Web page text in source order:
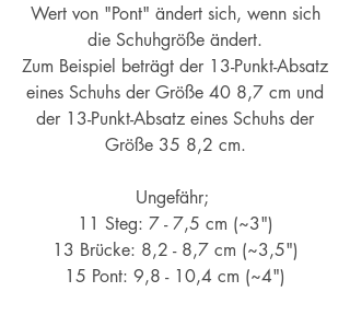
Wert von "Pont" ändert sich, wenn sich
die Schuhgröße ändert.
Zum Beispiel beträgt der 13-Punkt-Absatz
eines Schuhs der Größe 40 8,7 cm und
der 13-Punkt-Absatz eines Schuhs der
Größe 35 8,2 cm.
Ungefähr;
11 Steg: 7 - 7,5 cm (~3")
13 Brücke: 8,2 - 8,7 cm (~3,5")
15 Pont: 9,8 - 10,4 cm (~4")